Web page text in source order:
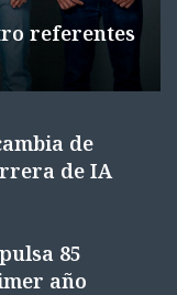
referentes
de
de IA
85
año